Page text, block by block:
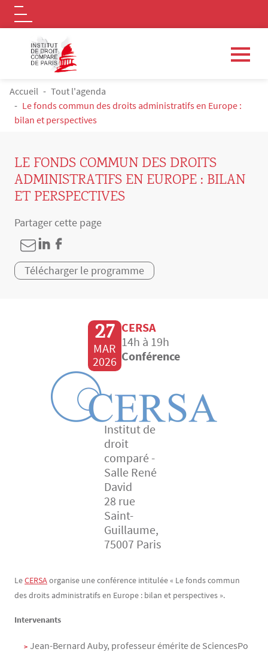
Aller au contenu principal
Logo
FIL D'ARIANE
Accueil
Tout l'agenda
Le fonds commun des droits administratifs en Europe :
bilan et perspectives
LE FONDS COMMUN DES DROITS
ADMINISTRATIFS EN EUROPE : BILAN
ET PERSPECTIVES
Partager cette page
Télécharger le programme
27
MAR
2026
CERSA
14h à 19h
Conférence
Institut de
droit
comparé -
Salle René
David
28 rue
Saint-
Guillaume,
75007 Paris
Contenu
Texte
LeCERSAorganise une conférence intitulée « Le fonds commun
des droits administratifs en Europe : bilan et perspectives ».
Intervenants
Jean-Bernard Auby, professeur émérite de SciencesPo